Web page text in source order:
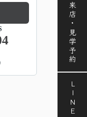
来店・見学予約
LINE